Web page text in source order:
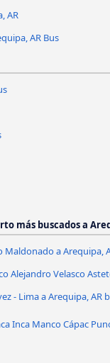
AR
AR Bus
más buscados a
a Arequipa,
Alejandro Velasco
- Lima a Arequipa, AR
Inca Manco Cápac